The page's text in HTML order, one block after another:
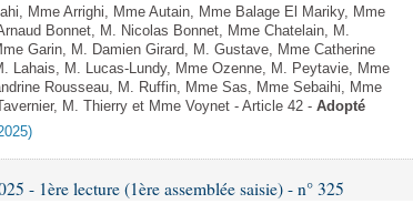
Mme Arrighi, Mme Autain, Mme Balage El Mariky, Mme
Bonnet, M. Nicolas Bonnet, Mme Chatelain, M.
Garin, M. Damien Girard, M. Gustave, Mme Catherine
Lahais, M. Lucas-Lundy, Mme Ozenne, M. Peytavie, Mme
Rousseau, M. Ruffin, Mme Sas, Mme Sebaihi, Mme
M. Thierry et Mme Voynet - Article 42 - Adopté
- 1ère lecture (1ère assemblée saisie) - n° 325